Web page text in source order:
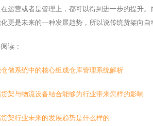
运营或者是管理上，都可以得到进一步的提升
更是未来的一种发展趋势，所以说传统货架向自
读：
仓储系统中的核心组成仓库管理系统解析
架与物流设备结合能够为行业带来怎样的影响
架行业未来的发展趋势是什么样的